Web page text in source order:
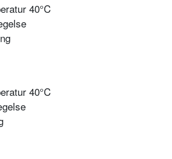
40°C
40°C